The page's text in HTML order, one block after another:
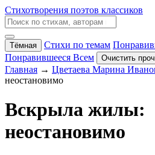
Стихотворения поэтов классиков
Тёмная Стихи по темам
Понравившееся Всем
Очистить
Главная → Цветаева Марина
неостановимо
Вскрыла жилы:
неостановимо